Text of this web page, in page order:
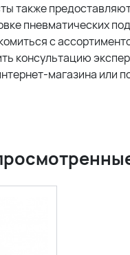
также
пневматических
с
консультацию
магазина или